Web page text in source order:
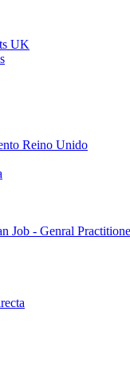
UK
Reino Unido
Job - Genral